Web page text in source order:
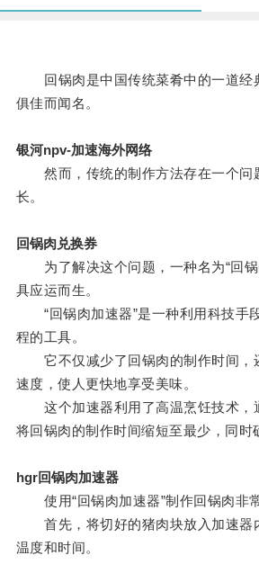
回锅肉是中国传统菜肴中的一道经
俱佳而闻名。
银河npv-加速海外网络
然而，传统的制作方法存在一个问
长。
回锅肉兑换券
为了解决这个问题，一种名为“回锅
具应运而生。
“回锅肉加速器”是一种利用科技手
程的工具。
它不仅减少了回锅肉的制作时间，
速度，使人更快地享受美味。
这个加速器利用了高温烹饪技术，
将回锅肉的制作时间缩短至最少，同时
hgr回锅肉加速器
使用“回锅肉加速器”制作回锅肉非常
首先，将切好的猪肉块放入加速器
温度和时间。